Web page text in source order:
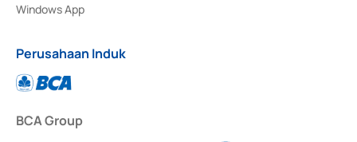
Windows App
Perusahaan Induk
BCA Group